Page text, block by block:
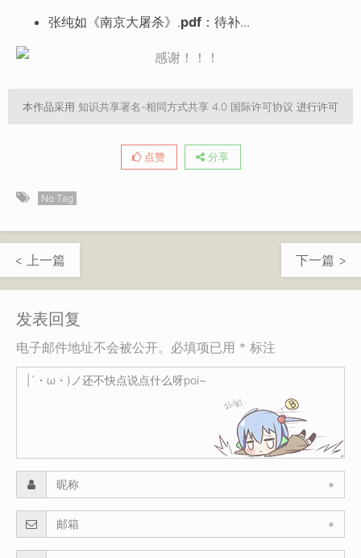
张纯如《南京大屠杀》.pdf ：待补...
本作品采用 知识共享署名-相同方式共享 4.0 国际许可协议 进行许可
点赞 分享
No Tag
< 上一篇 下一篇 >
发表回复
电子邮件地址不会被公开。必填项已用 * 标注
*
*